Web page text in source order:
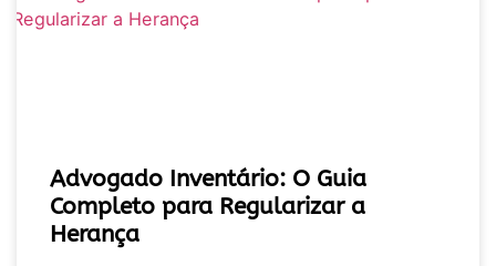
Advogado Inventário: O Guia
Completo para Regularizar a
Herança